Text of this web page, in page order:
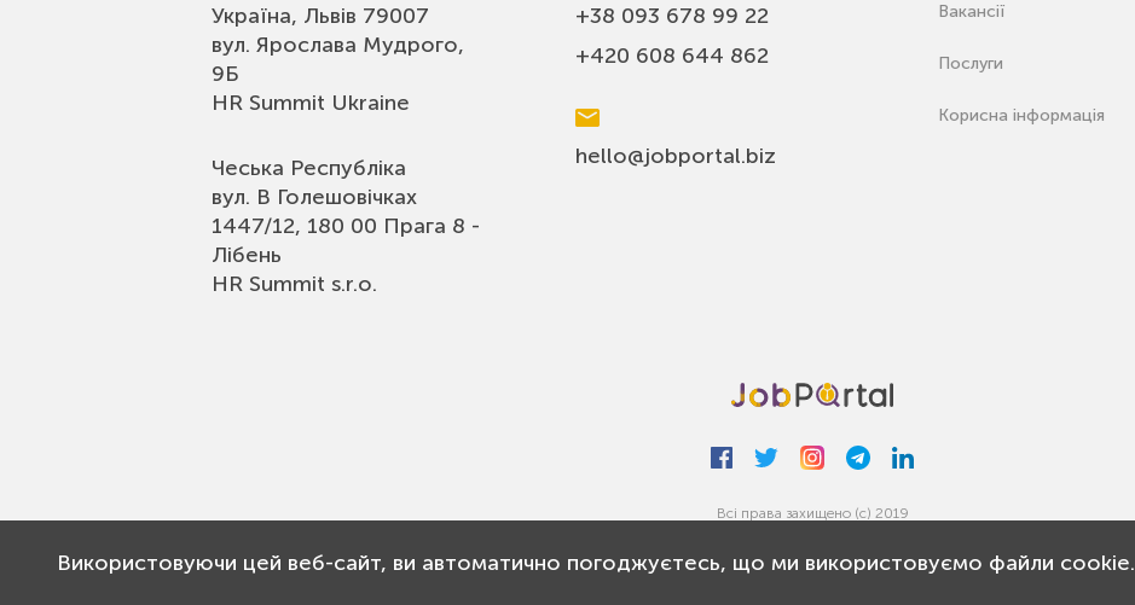
Україна, Львів 79007
вул. Ярослава Мудрого,
9Б
HR Summit Ukraine
Чеська Республіка
вул. В Голешовічках
1447/12, 180 00 Прага 8 -
Лібень
HR Summit s.r.o.
+38 093 678 99 22
+420 608 644 862
hello@jobportal.biz
Вакансії
Послуги
Корисна інформація
Всі права захищено (с) 2019
Використовуючи цей веб-сайт, ви автоматично погоджуєтесь, що ми використовуємо файли cookie.